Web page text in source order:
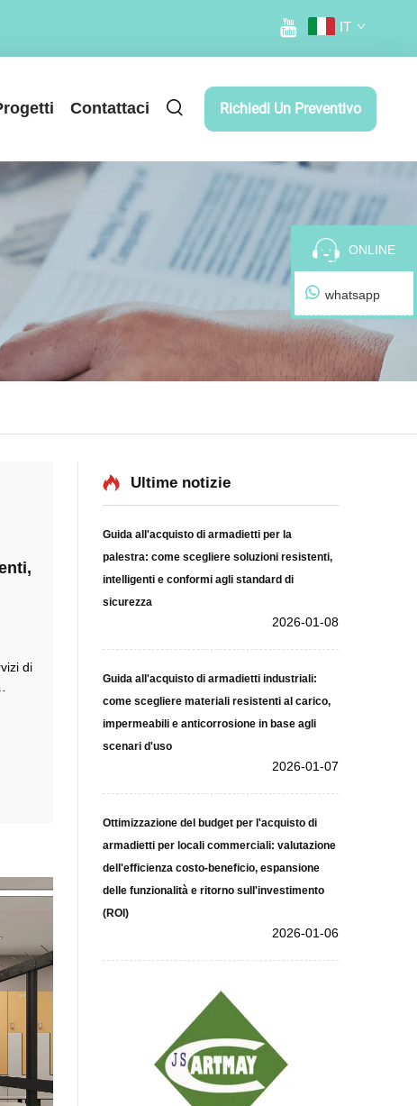
IT
Contattaci Richiedi Un Preventivo
di
Ultime notizie
Guida all'acquisto di armadietti per la
palestra: come scegliere soluzioni resistenti,
intelligenti e conformi agli standard di
sicurezza
2026-01-08
Guida all'acquisto di armadietti industriali:
come scegliere materiali resistenti al carico,
impermeabili e anticorrosione in base agli
scenari d'uso
2026-01-07
Ottimizzazione del budget per l'acquisto di
armadietti per locali commerciali: valutazione
dell'efficienza costo-beneficio, espansione
delle funzionalità e ritorno sull'investimento
(ROI)
2026-01-06
ONLINE
whatsapp